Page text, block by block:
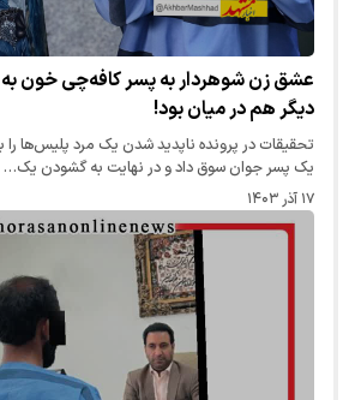
عشق زن شوهردار به پسر کافه‌چی خون به
دیگر هم در میان بود!
تحقیقات در پرونده ناپدید شدن یک مرد پلیس‌ها را
یک پسر جوان سوق داد و در نهایت به گشودن یک…
۱۷ آذر ۱۴۰۳